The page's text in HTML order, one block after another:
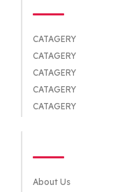
CATAGERY
CATAGERY
CATAGERY
CATAGERY
CATAGERY
About Us